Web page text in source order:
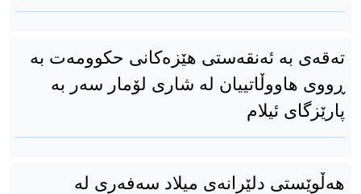
تەقەی بە ئەنقەستی هێزەکانی حکوومەت بە
ڕووی هاووڵاتییان لە شاری لۆمار سەر بە
پارێزگای ئیلام
هەڵوێستی دلێرانەی میلاد سەفەری لە